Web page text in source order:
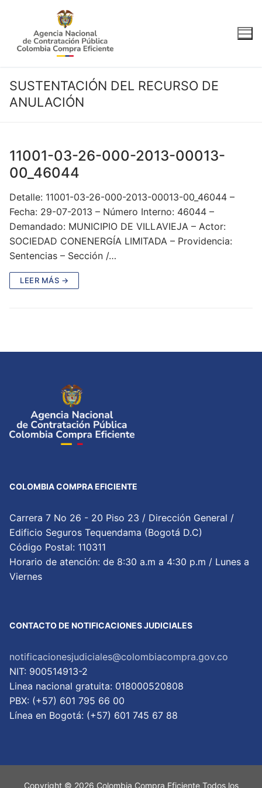
contenido
SUSTENTACIÓN DEL RECURSO DE
ANULACIÓN
11001-03-26-000-2013-00013-
00_46044
Detalle: 11001-03-26-000-2013-00013-00_46044 –
Fecha: 29-07-2013 – Número Interno: 46044 –
Demandado: MUNICIPIO DE VILLAVIEJA – Actor:
SOCIEDAD CONENERGÍA LIMITADA – Providencia:
Sentencias – Sección /…
LEER MÁS →
COLOMBIA COMPRA EFICIENTE
Carrera 7 No 26 - 20 Piso 23 / Dirección General /
Edificio Seguros Tequendama (Bogotá D.C)
Código Postal: 110311
Horario de atención: de 8:30 a.m a 4:30 p.m / Lunes a
Viernes
CONTACTO DE NOTIFICACIONES JUDICIALES
notificacionesjudiciales@colombiacompra.gov.co
NIT: 900514913-2
Linea nacional gratuita: 018000520808
PBX: (+57) 601 795 66 00
Lí­nea en Bogotá: (+57) 601 745 67 88
Copyright © 2026 Colombia Compra Eficiente Todos los